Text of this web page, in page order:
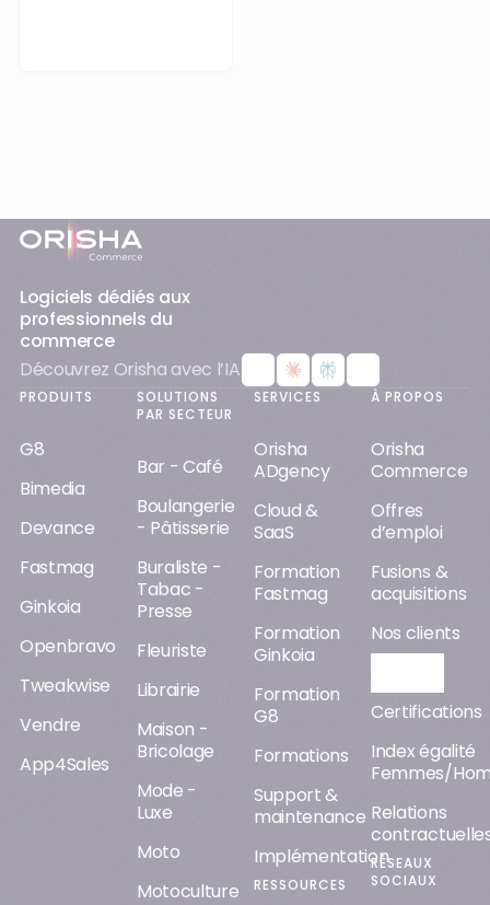
Pied-de-page
Logiciels dédiés aux
professionnels du
commerce
Découvrez Orisha avec l’IA
PRODUITS
G8
Bimedia
Devance
Fastmag
Ginkoia
Openbravo
Tweakwise
Vendre
App4Sales
SOLUTIONS
PAR SECTEUR
Bar - Café
Boulangerie
- Pâtisserie
Buraliste -
Tabac -
Presse
Fleuriste
Librairie
Maison -
Bricolage
Mode -
Luxe
Moto
Motoculture
SERVICES
Orisha
ADgency
Cloud &
SaaS
Formation
Fastmag
Formation
Ginkoia
Formation
G8
Formations
Support &
maintenance
Implémentation
RESSOURCES
À PROPOS
Orisha
Commerce
Offres
d’emploi
Fusions &
acquisitions
Nos clients
Certifications
Index égalité
Femmes/
Relations
RÉSEAUX
SOCIAUX